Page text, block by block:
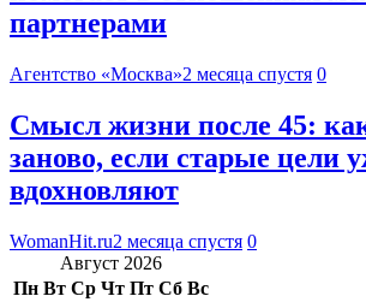
партнерами
Агентство «Москва»2 месяца спустя 0
Смысл жизни после 45: как
заново, если старые цели
вдохновляют
WomanHit.ru2 месяца спустя 0
Август 2026
Пн Вт Ср Чт Пт Сб Вс